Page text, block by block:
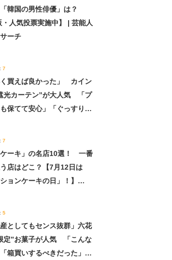
韓国の男性俳優」は？
・人気投票実施中】 | 芸能人
ーチ
7
く買えば良かった」 カイン
光カーテン”が大人気 「プ
保てて安心」「ぐっすり眠
7
ーキ」の名店10選！ 一番
店はどこ？【7月12日は
ョンケーキの日」！】
5
産としてもセンス抜群」六花
定”お菓子が人気 「こんな
箱買いするべきだった」